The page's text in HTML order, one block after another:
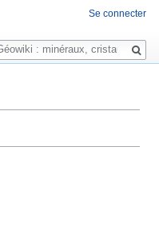
Se connecter